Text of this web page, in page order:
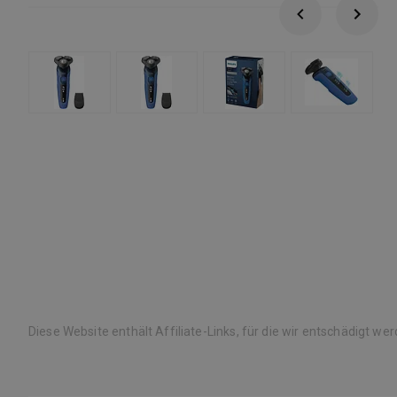
Diese Website enthält Affiliate-Links, für die wir entschädigt